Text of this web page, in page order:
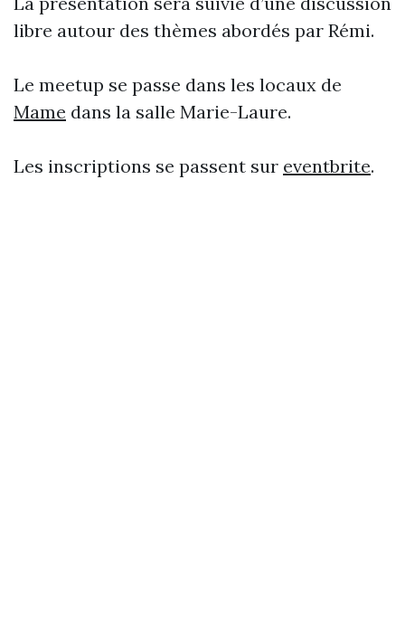
libre autour des thèmes abordés par Rémi.
Le meetup se passe dans les locaux de
Mame dans la salle Marie-Laure.
Les inscriptions se passent sur eventbrite.